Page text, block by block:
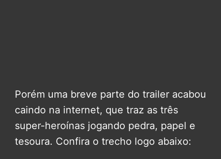
Porém uma breve parte do trailer acabou
caindo na internet, que traz as três
super-heroínas jogando pedra, papel e
tesoura. Confira o trecho logo abaixo: